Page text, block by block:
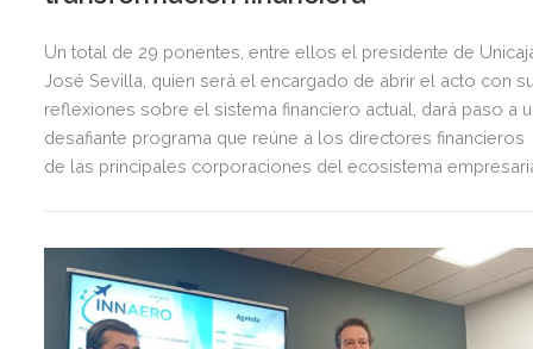
Un total de 29 ponentes, entre ellos el presidente de
José Sevilla, quien será el encargado de abrir el acto con
reflexiones sobre el sistema financiero actual, dará paso a
desafiante programa que reúne a los directores financieros
de las principales corporaciones del ecosistema
de finanzas de Cosentino, Pablo López, CEO y fundador de
Silbon, Germán del Real, director general de Ayesa, el
en economía Daniel Lacalle o Laura González -Molero,
presidente de DKV y presidente de la APD, entre otros.